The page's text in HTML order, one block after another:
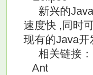
新兴的Java
速度快 ,同时
现有的Java开
相关链接：
Ant